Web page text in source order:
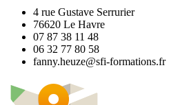
4 rue Gustave Serrurier
76620 Le Havre
07 87 38 11 48
06 32 77 80 58
fanny.heuze@sfi-formations.fr